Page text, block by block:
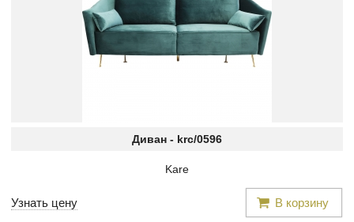
Диван - krc/0596
Kare
Узнать цену В корзину